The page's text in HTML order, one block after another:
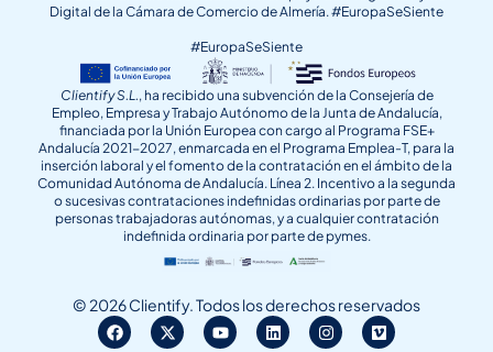
Digital de la Cámara de Comercio de Almería. #EuropaSeSiente
#EuropaSeSiente
Clientify S.L., ha recibido una subvención de la Consejería de
Empleo, Empresa y Trabajo Autónomo de la Junta de Andalucía,
financiada por la Unión Europea con cargo al Programa FSE+
Andalucía 2021-2027, enmarcada en el Programa Emplea-T, para la
inserción laboral y el fomento de la contratación en el ámbito de la
Comunidad Autónoma de Andalucía. Línea 2. Incentivo a la segunda
o sucesivas contrataciones indefinidas ordinarias por parte de
personas trabajadoras autónomas, y a cualquier contratación
indefinida ordinaria por parte de pymes.
© 2026 Clientify. Todos los derechos reservados